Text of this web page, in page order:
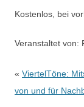
Kostenlos, bei
Veranstaltet von:
« ViertelTöne:
von und für